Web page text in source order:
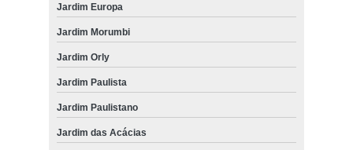
Jardim Europa
Jardim Morumbi
Jardim Orly
Jardim Paulista
Jardim Paulistano
Jardim das Acácias